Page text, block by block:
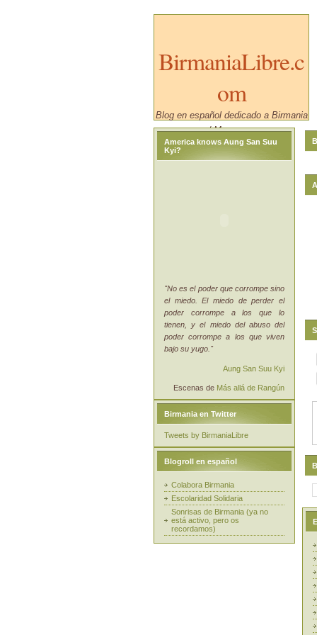
BirmaniaLibre.c
om
Blog en español dedicado a Birmania
/ Myanmar.
America knows Aung San Suu
Kyi?
"No es el poder que corrompe sino
el miedo. El miedo de perder el
poder corrompe a los que lo
tienen, y el miedo del abuso del
poder corrompe a los que viven
bajo su yugo."
Aung San Suu Kyi
Escenas de Más allá de Rangún
Birmania en Twitter
Tweets by BirmaniaLibre
Blogroll en español
Colabora Birmania
Escolaridad Solidaria
Sonrisas de Birmania (ya no
está activo, pero os
recordamos)